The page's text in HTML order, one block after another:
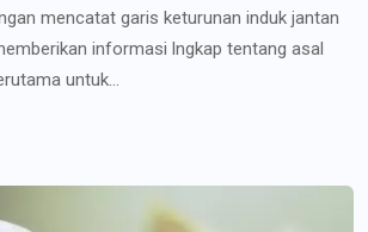
mencatat garis keturunan induk jantan
informasi lngkap tentang asal
untuk...